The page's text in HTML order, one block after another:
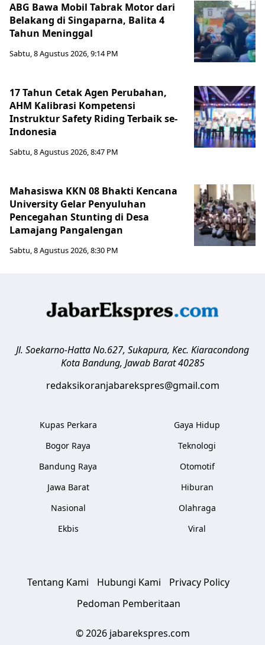
ABG Bawa Mobil Tabrak Motor dari
Belakang di Singaparna, Balita 4
Tahun Meninggal
Sabtu, 8 Agustus 2026, 9:14 PM
17 Tahun Cetak Agen Perubahan,
AHM Kalibrasi Kompetensi
Instruktur Safety Riding Terbaik se-
Indonesia
Sabtu, 8 Agustus 2026, 8:47 PM
Mahasiswa KKN 08 Bhakti Kencana
University Gelar Penyuluhan
Pencegahan Stunting di Desa
Lamajang Pangalengan
Sabtu, 8 Agustus 2026, 8:30 PM
Jl. Soekarno-Hatta No.627, Sukapura, Kec. Kiaracondong
Kota Bandung, Jawab Barat 40285
redaksikoranjabarekspres@gmail.com
Kupas Perkara
Bogor Raya
Bandung Raya
Jawa Barat
Nasional
Ekbis
Gaya Hidup
Teknologi
Otomotif
Hiburan
Olahraga
Viral
Tentang Kami Hubungi Kami
Privacy Policy
Pedoman Pemberitaan
© 2026 jabarekspres.com